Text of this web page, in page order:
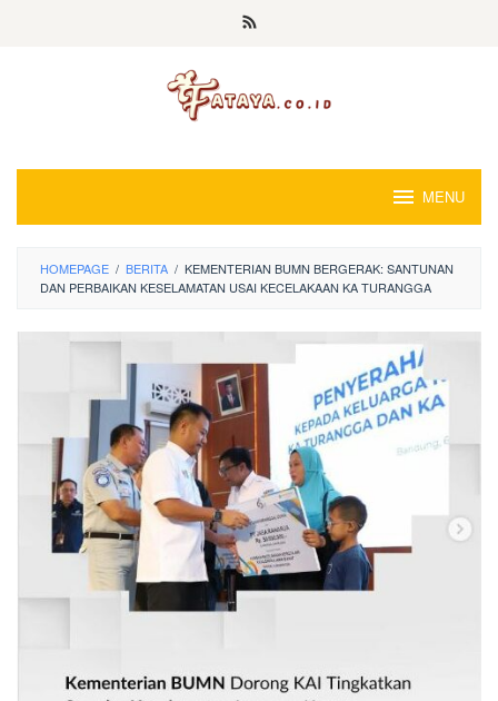
MENU
HOMEPAGE / BERITA / KEMENTERIAN BUMN BERGERAK: SANTUNAN
DAN PERBAIKAN KESELAMATAN USAI KECELAKAAN KA TURANGGA